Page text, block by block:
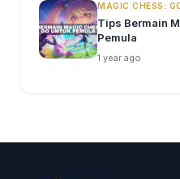
MAGIC CHESS:
Tips Bermain
Pemula
1 year ago